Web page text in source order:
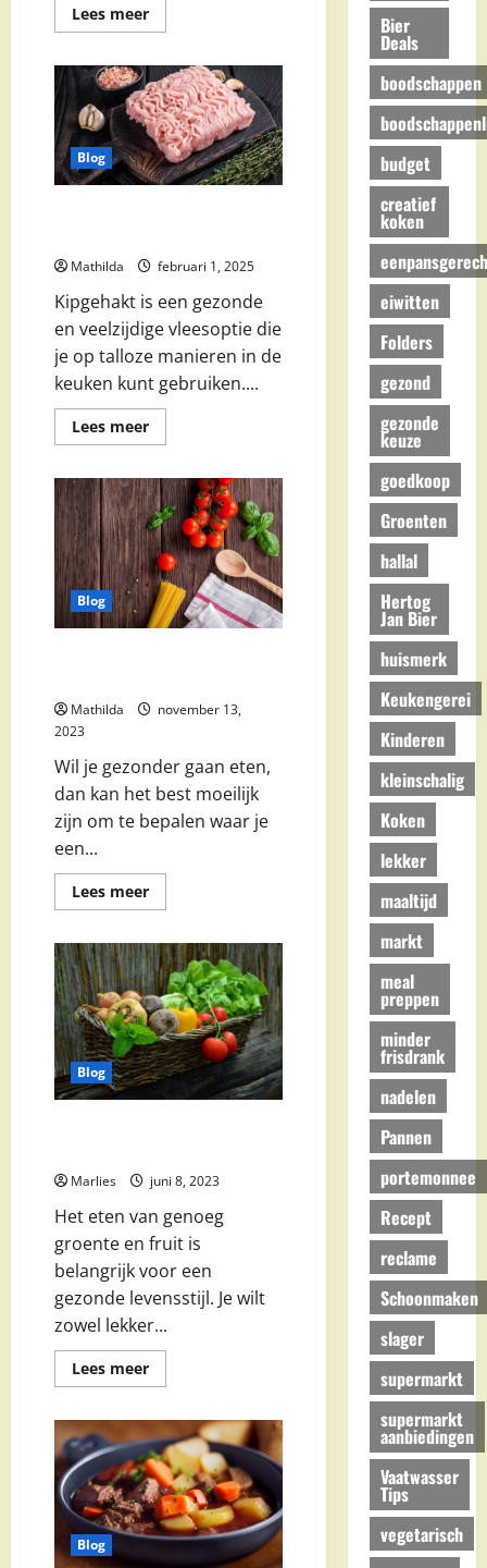
Lees meerLees
meer
Alles
Wat
Je
Moet
Weten
Over
Deze
Wonderzalf
Blog
Mathilda februari 1, 2025
Kipgehakt is een gezonde
en veelzijdige vleesoptie die
je op talloze manieren in de
keuken kunt gebruiken....
Lees meerLees
meer
De
Beste
Recepten
en
Gezonde
Voordelen
Blog
Mathilda
november 13,
2023
Wil je gezonder gaan eten,
dan kan het best moeilijk
zijn om te bepalen waar je
een...
Lees meerLees
meer
deze
tips
kan
je
beginnen
met
gezonder
gaan
eten
Blog
Marlies juni 8, 2023
Het eten van genoeg
groente en fruit is
belangrijk voor een
gezonde levensstijl. Je wilt
zowel lekker...
Lees meerLees
meer
voor
seizoensgroenten
om
te
besparen
Blog
Bier
Deals
boodschappen
budget
creatief
koken
eiwitten
Folders
gezond
gezonde
keuze
goedkoop
Groenten
hallal
Hertog
Jan Bier
huismerk
Keukengerei
Kinderen
kleinschalig
Koken
lekker
maaltijd
markt
meal
preppen
minder
frisdrank
nadelen
Pannen
portemonnee
Recept
reclame
Schoonmaken
slager
supermarkt
supermarkt
aanbiedingen
Vaatwasser
Tips
vegetarisch